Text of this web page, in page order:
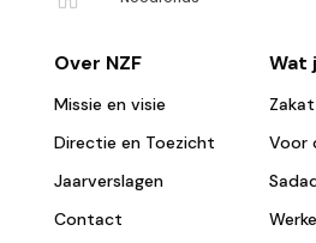
Over NZF
Missie en visie
Directie en Toezicht
Jaarverslagen
Contact
Wat
Voor